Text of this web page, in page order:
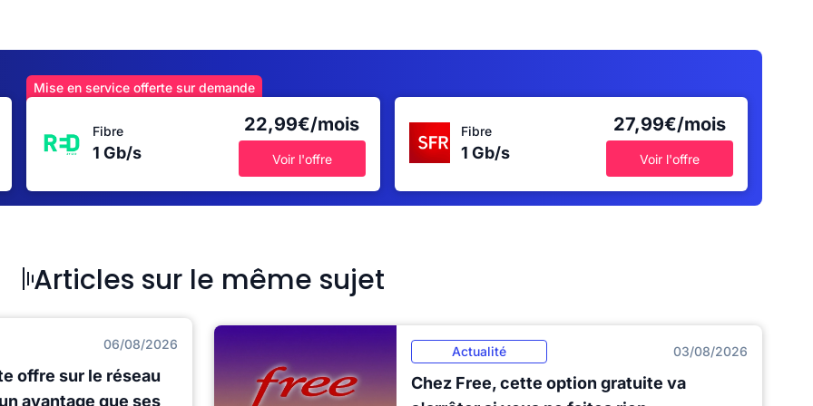
Mise en service offerte sur demande
Fibre
1 Gb/s
22,99€/mois
Voir l'offre
Fibre
1 Gb/s
27,99€/mois
Voir l'offre
Articles sur le même sujet
06/08/2026
offre sur le réseau
avantage que ses
Actualité 03/08/2026
Chez Free, cette option gratuite va